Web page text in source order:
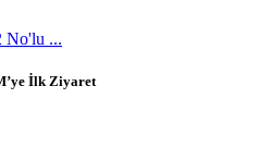
No'lu ...
İlk Ziyaret